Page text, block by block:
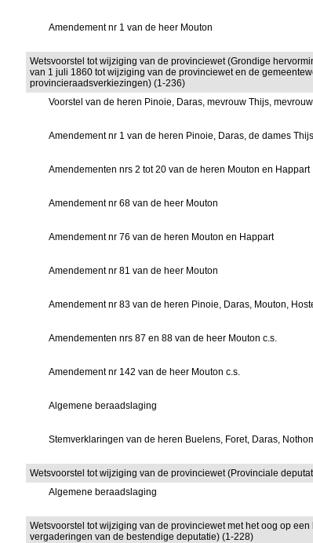
Amendement nr 1 van de heer Mouton
Wetsvoorstel tot wijziging van de provinciewet (Grondige
van 1 juli 1860 tot wijziging van de provinciewet en de
provincieraadsverkiezingen) (1-236)
Voorstel van de heren Pinoie, Daras, mevrouw Thijs,
Amendement nr 1 van de heren Pinoie, Daras, de dames
Amendementen nrs 2 tot 20 van de heren Mouton en Happart
Amendement nr 68 van de heer Mouton
Amendement nr 76 van de heren Mouton en Happart
Amendement nr 81 van de heer Mouton
Amendement nr 83 van de heren Pinoie, Daras, Mouton,
Amendementen nrs 87 en 88 van de heer Mouton c.s.
Amendement nr 142 van de heer Mouton c.s.
Algemene beraadslaging
Stemverklaringen van de heren Buelens, Foret, Daras,
Wetsvoorstel tot wijziging van de provinciewet (Provinciale
Algemene beraadslaging
Wetsvoorstel tot wijziging van de provinciewet met het oog op
vergaderingen van de bestendige deputatie) (1-228)